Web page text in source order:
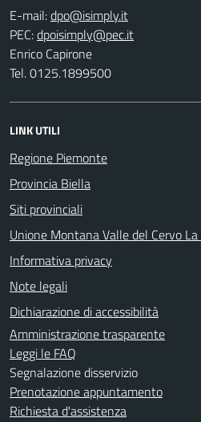
E-mail:
PEC:
Enrico Capirone
Tel. 0125.1899500
LINK UTILI
Regione Piemonte
Provincia Biella
Siti provinciali
Unione Montana Valle del Cervo
Informativa privacy
Note legali
Dichiarazione di accessibilità
Amministrazione trasparente
Leggi le FAQ
Segnalazione disservizio
Prenotazione appuntamento
Richiesta d'assistenza